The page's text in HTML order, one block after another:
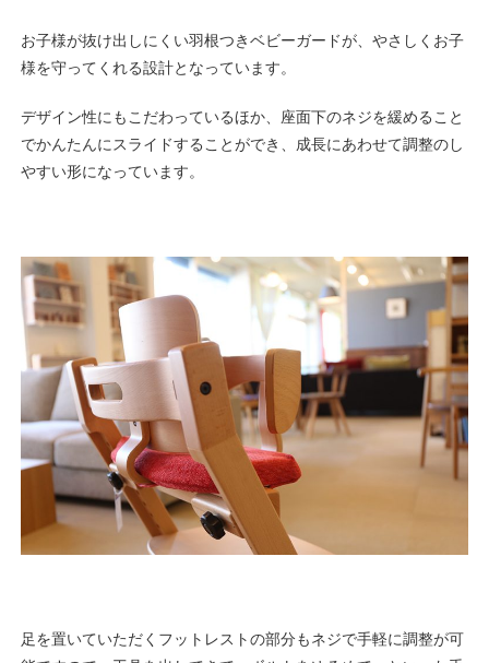
お子様が抜け出しにくい羽根つきベビーガードが、やさしくお子
様を守ってくれる設計となっています。
デザイン性にもこだわっているほか、座面下のネジを緩めること
でかんたんにスライドすることができ、成長にあわせて調整のし
やすい形になっています。
足を置いていただくフットレストの部分もネジで手軽に調整が可